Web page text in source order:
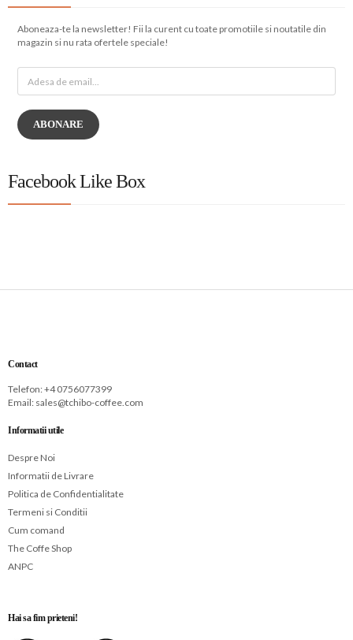
Aboneaza-te la newsletter! Fii la curent cu toate promotiile si noutatile din
magazin si nu rata ofertele speciale!
ABONARE
Facebook Like Box
Contact
Telefon: +4 0756077399
Email: sales@tchibo-coffee.com
Informatii utile
Despre Noi
Informatii de Livrare
Politica de Confidentialitate
Termeni si Conditii
Cum comand
The Coffe Shop
ANPC
Hai sa fim prieteni!